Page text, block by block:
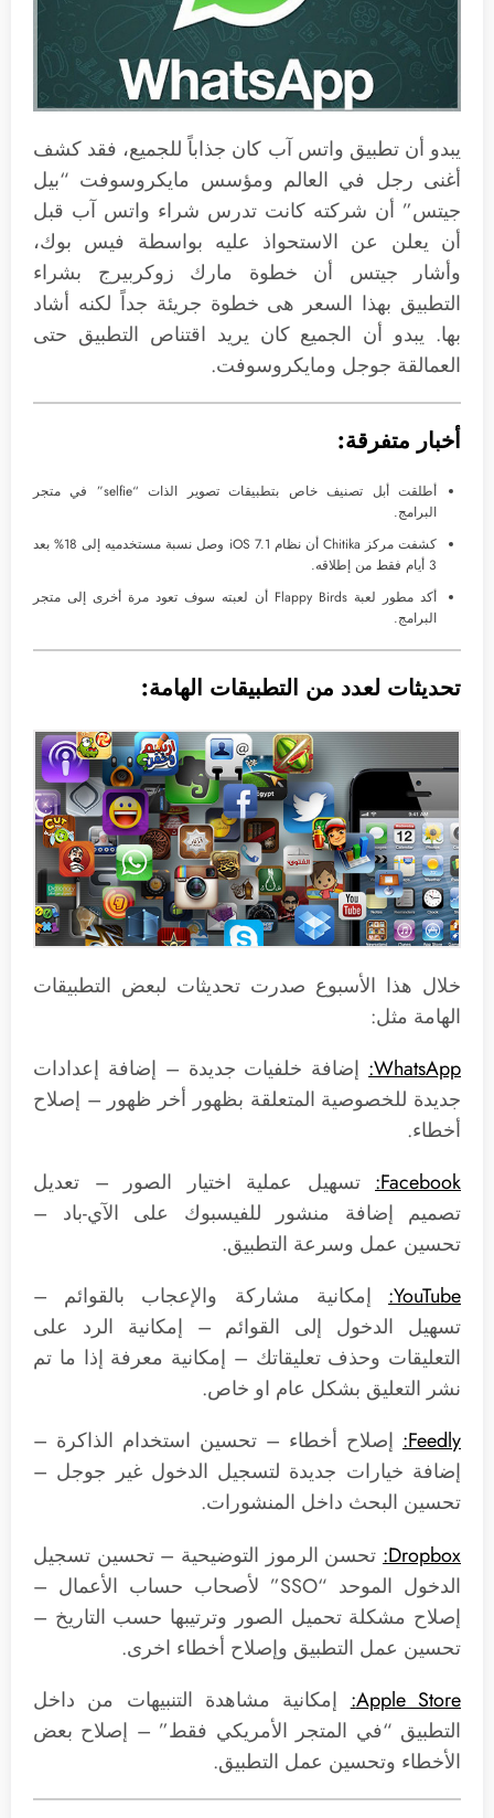
يبدو أن تطبيق واتس آب كان جذاباً للجميع، فقد كشف
أغنى رجل في العالم ومؤسس مايكروسوفت “بيل
جيتس” أن شركته كانت تدرس شراء واتس آب قبل
أن يعلن عن الاستحواذ عليه بواسطة فيس بوك،
وأشار جيتس أن خطوة مارك زوكربيرج بشراء
التطبيق بهذا السعر هى خطوة جريئة جداً لكنه أشاد
بها. يبدو أن الجميع كان يريد اقتناص التطبيق حتى
العمالقة جوجل ومايكروسوفت.
أخبار متفرقة:
أطلقت أبل تصنيف خاص بتطبيقات تصوير الذات “selfie” في متجر
البرامج.
كشفت مركز Chitika أن نظام iOS 7.1 وصل نسبة مستخدميه إلى 18% بعد
3 أيام فقط من إطلاقه.
أكد مطور لعبة Flappy Birds أن لعبته سوف تعود مرة أخرى إلى متجر
البرامج.
تحديثات لعدد من التطبيقات الهامة:
خلال هذا الأسبوع صدرت تحديثات لبعض التطبيقات
الهامة مثل:
WhatsApp: إضافة خلفيات جديدة – إضافة إعدادات
جديدة للخصوصية المتعلقة بظهور أخر ظهور – إصلاح
أخطاء.
Facebook:
تسهيل عملية اختيار الصور – تعديل
تصميم إضافة منشور للفيسبوك على الآي-باد –
تحسين عمل وسرعة التطبيق.
YouTube:
إمكانية مشاركة والإعجاب بالقوائم –
تسهيل الدخول إلى القوائم – إمكانية الرد على
التعليقات وحذف تعليقاتك – إمكانية معرفة إذا ما تم
نشر التعليق بشكل عام او خاص.
Feedly: إصلاح أخطاء – تحسين استخدام الذاكرة –
إضافة خيارات جديدة لتسجيل الدخول غير جوجل –
تحسين البحث داخل المنشورات.
Dropbox: تحسن الرموز التوضيحية – تحسين تسجيل
الدخول الموحد “SSO” لأصحاب حساب الأعمال –
إصلاح مشكلة تحميل الصور وترتيبها حسب التاريخ –
تحسين عمل التطبيق وإصلاح أخطاء اخرى.
Apple Store:
إمكانية مشاهدة التنبيهات من داخل
التطبيق “في المتجر الأمريكي فقط” – إصلاح بعض
الأخطاء وتحسين عمل التطبيق.